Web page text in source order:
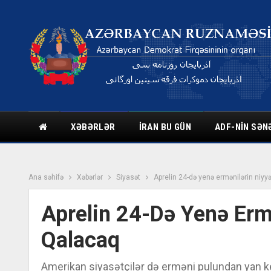
XƏBƏRLƏR İRAN BU GÜN ADF-NIN
Ana səhifə Xəbərlər Siyasət Aprelin 24-də yenə ermənilərin
Aprelin 24-Də Yenə
Qalacaq
Amerikan siyasətçilər də erməni pulundan yan